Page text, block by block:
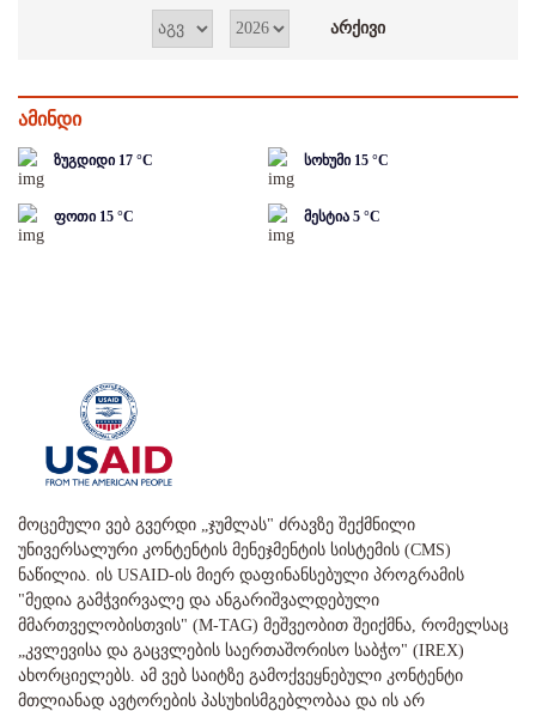
ამინდი
ზუგდიდი 17 °C სოხუმი 15 °C
ფოთი 15 °C მესტია 5 °C
მოცემული ვებ გვერდი „ჯუმლას" ძრავზე შექმნილი
უნივერსალური კონტენტის მენეჯმენტის სისტემის (CMS)
ნაწილია. ის USAID-ის მიერ დაფინანსებული პროგრამის
"მედია გამჭვირვალე და ანგარიშვალდებული
მმართველობისთვის" (M-TAG) მეშვეობით შეიქმნა, რომელსაც
„კვლევისა და გაცვლების საერთაშორისო საბჭო" (IREX)
ახორციელებს. ამ ვებ საიტზე გამოქვეყნებული კონტენტი
მთლიანად ავტორების პასუხისმგებლობაა და ის არ